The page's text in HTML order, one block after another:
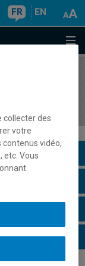
FR EN
II
collecter des
votre
contenus vidéo,
etc. Vous